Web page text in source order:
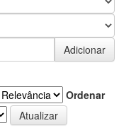
Ordenar